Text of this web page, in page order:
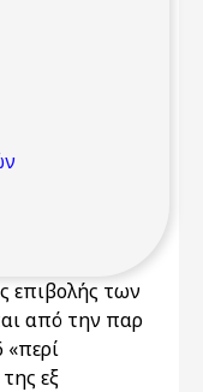
επιβολής των
από την παρ
εξ